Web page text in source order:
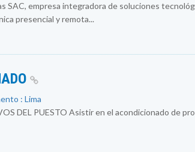
SAC, empresa integradora de soluciones
presencial y remota...
: Lima
DEL PUESTO Asistir en el acondicionado de